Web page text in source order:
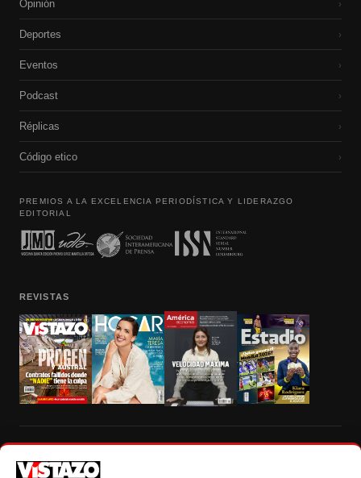
Opinión ›
Deportes ›
Eventos ›
Podcast ›
Réplicas ›
Código etico ›
PREMIOS A LA EXCELENCIA PERIODÍSTICA Y LIDERAZGO
EDITORIAL
REVISTAS
autorización escrita de su titular, de todos los contenidos de Vistazo.com.